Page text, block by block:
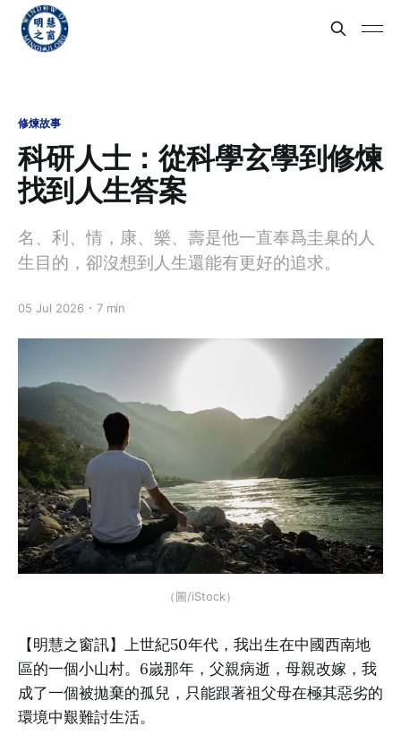
修煉故事
科研人士：從科學玄學到修煉
找到人生答案
名、利、情，康、樂、壽是他一直奉爲圭臬的人
生目的，卻沒想到人生還能有更好的追求。
05 Jul 2026 7 min
（圖/iStock）
【明慧之窗訊】上世紀50年代，我出生在中國西南地
區的一個小山村。6嵗那年，父親病逝，母親改嫁，我
成了一個被拋棄的孤兒，只能跟著祖父母在極其惡劣的
環境中艱難討生活。